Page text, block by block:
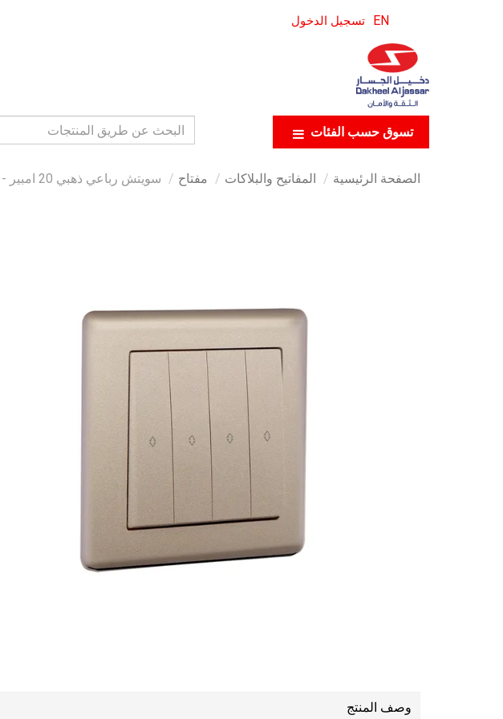
EN تسجيل الدخول
تسوق حسب الفئات
الصفحة الرئيسية المفاتيح والبلاكات مفتاح سويتش رباعي ذهبي 20 امبير - مع أسهم
وصف المنتج